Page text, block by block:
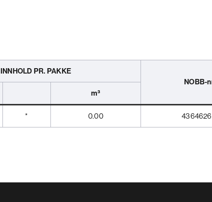
INNHOLD PR. PAKKE
NOBB-
m³
* 0.00